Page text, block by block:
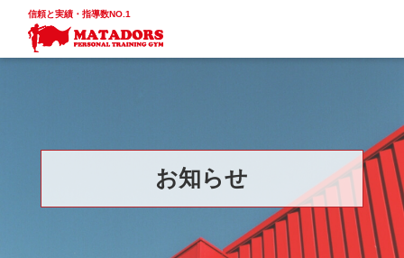
信頼と実績・指導数NO.1
お知らせ